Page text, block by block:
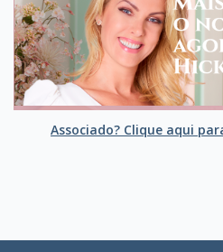
Associado? Clique aqui